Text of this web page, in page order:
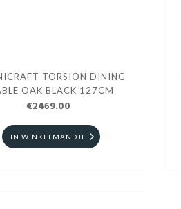
TORSION DINING
OAK BLACK 127CM
€2469.00
IN WINKELMANDJE